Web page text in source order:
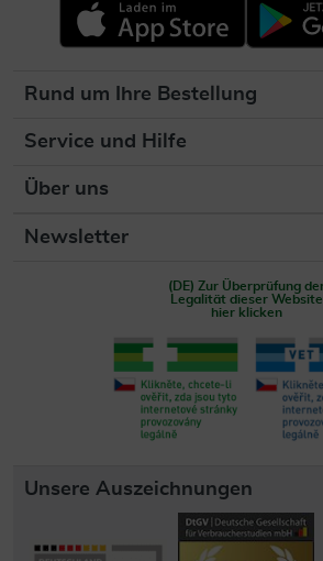
Rund um Ihre Bestellung
Service und Hilfe
Über uns
Newsletter
(DE) Zur Überprüfung
Legalität dieser Website
hier klicken
Unsere Auszeichnungen